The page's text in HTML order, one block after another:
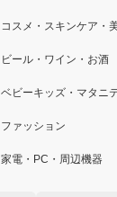
コスメ・スキンケア・
ビール・ワイン・お酒
ベビーキッズ・マタニ
ファッション
家電・PC・周辺機器